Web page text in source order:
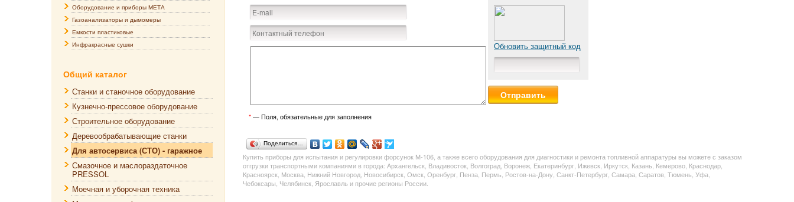
Оборудование и приборы МЕТА
Газоанализаторы и дымомеры
Емкости пластиковые
Инфракрасные сушки
Общий каталог
Станки и станочное оборудование
Кузнечно-прессовое оборудование
Строительное оборудование
Деревообрабатывающие станки
Для автосервиса (СТО) - гаражное
Смазочное и маслораздаточное
PRESSOL
Моечная и уборочная техника
Обновить защитный код
* — Поля, обязательные для заполнения
Поделиться…
Купить приборы для испытания и регулировки форсунок М-106, а также всего оборудования для диагностики и ремонта топливной аппаратуры вы можете с заказом
отгрузки транспортными компаниями в города: Архангельск, Владивосток, Волгоград, Воронеж, Екатеринбург, Ижевск, Иркутск, Казань, Кемерово, Краснодар,
Красноярск, Москва, Нижний Новгород, Новосибирск, Омск, Оренбург, Пенза, Пермь, Ростов-на-Дону, Санкт-Петербург, Самара, Саратов, Тюмень, Уфа,
Чебоксары, Челябинск, Ярославль и прочие регионы России.